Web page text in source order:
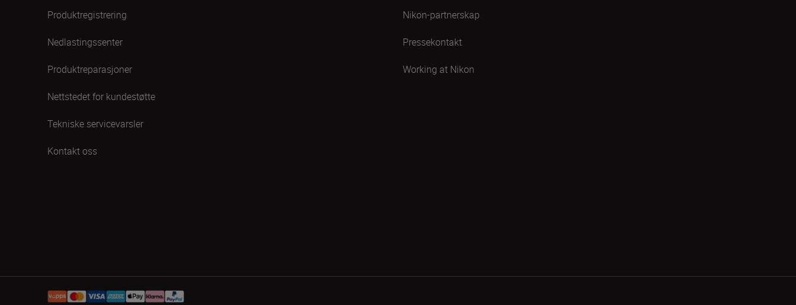
Produktregistrering
Nedlastingssenter
Produktreparasjoner
Nettstedet for kundestøtte
Tekniske servicevarsler
Kontakt oss
Nikon-partnerskap
Pressekontakt
Working at Nikon